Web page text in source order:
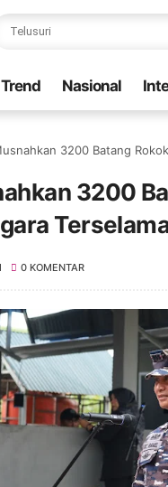
Nasional
3200 Batang
3200
0 KOMENTAR